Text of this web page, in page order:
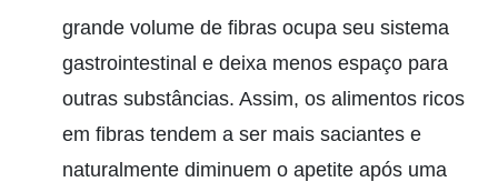
grande volume de fibras ocupa seu sistema
gastrointestinal e deixa menos espaço para
outras substâncias. Assim, os alimentos ricos
em fibras tendem a ser mais saciantes e
naturalmente diminuem o apetite após uma